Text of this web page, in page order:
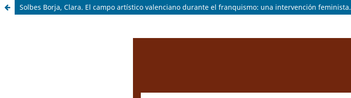
Solbes Borja, Clara. El campo artístico valenciano durante el franquismo: una intervención feminista.